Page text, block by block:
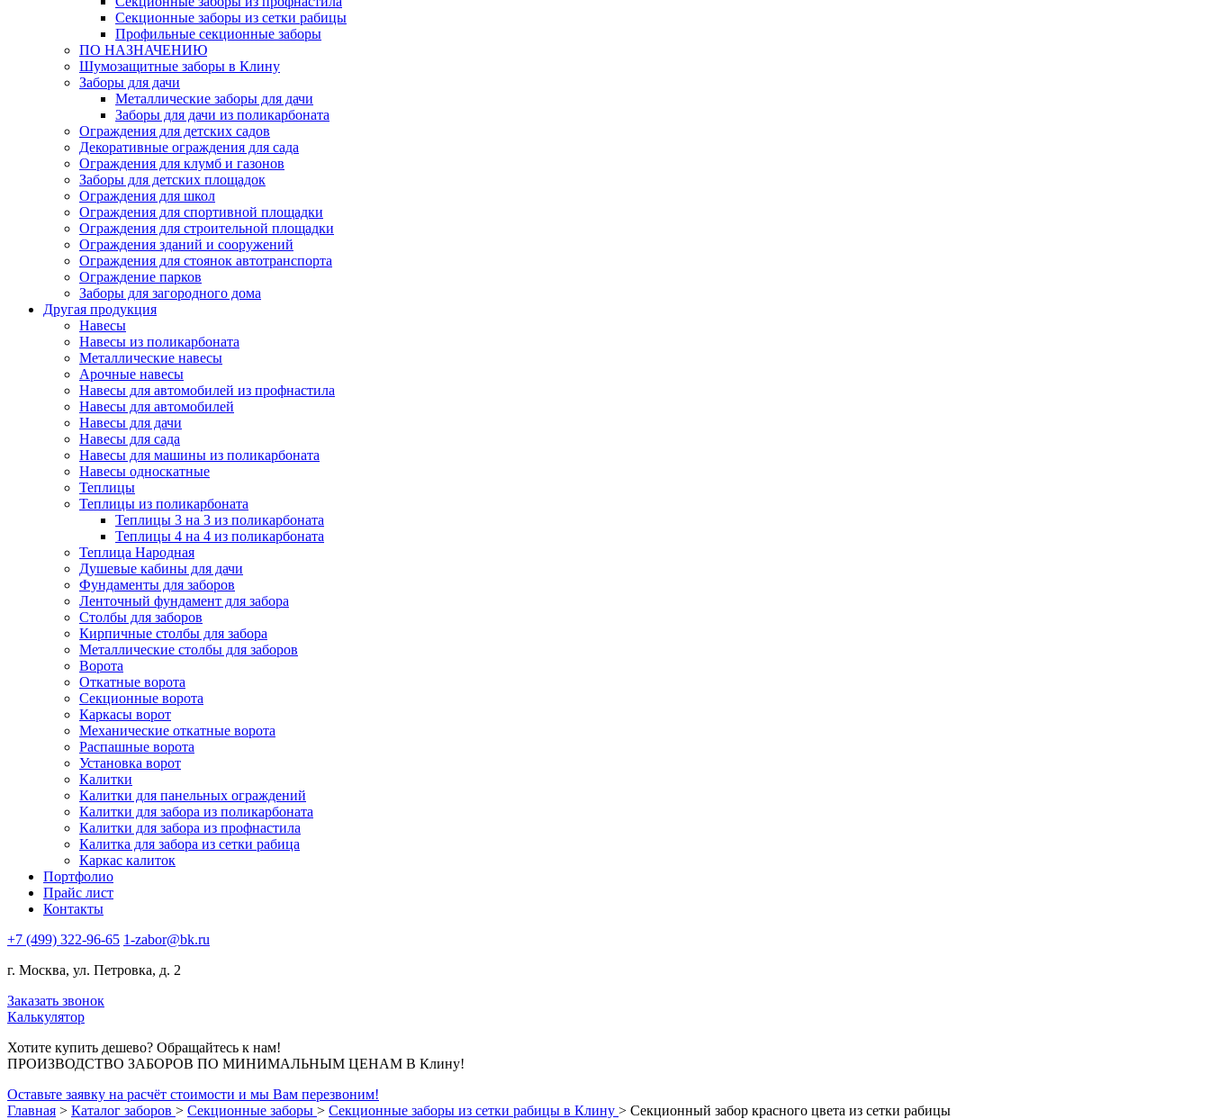
Секционные заборы из сетки рабицы
Профильные секционные заборы
ПО НАЗНАЧЕНИЮ
Шумозащитные заборы в Клину
Заборы для дачи
Металлические заборы для дачи
Заборы для дачи из поликарбоната
Ограждения для детских садов
Декоративные ограждения для сада
Ограждения для клумб и газонов
Заборы для детских площадок
Ограждения для школ
Ограждения для спортивной площадки
Ограждения для строительной площадки
Ограждения зданий и сооружений
Ограждения для стоянок автотранспорта
Ограждение парков
Заборы для загородного дома
Другая продукция
Навесы
Навесы из поликарбоната
Металлические навесы
Арочные навесы
Навесы для автомобилей из профнастила
Навесы для автомобилей
Навесы для дачи
Навесы для сада
Навесы для машины из поликарбоната
Навесы односкатные
Теплицы
Теплицы из поликарбоната
Теплицы 3 на 3 из поликарбоната
Теплицы 4 на 4 из поликарбоната
Теплица Народная
Душевые кабины для дачи
Фундаменты для заборов
Ленточный фундамент для забора
Столбы для заборов
Кирпичные столбы для забора
Металлические столбы для заборов
Ворота
Откатные ворота
Секционные ворота
Каркасы ворот
Механические откатные ворота
Распашные ворота
Установка ворот
Калитки
Калитки для панельных ограждений
Калитки для забора из поликарбоната
Калитки для забора из профнастила
Калитка для забора из сетки рабица
Каркас калиток
Портфолио
Прайс лист
Контакты
+7 (499) 322-96-65 1-zabor@bk.ru
г. Москва, ул. Петровка, д. 2
Заказать звонок
Калькулятор
Хотите купить дешево? Обращайтесь к нам!
ПРОИЗВОДСТВО ЗАБОРОВ ПО МИНИМАЛЬНЫМ ЦЕНАМ В Клину!
Оставьте заявку на расчёт стоимости и мы Вам перезвоним!
Главная > Каталог заборов > Секционные заборы > Секционные заборы из сетки рабицы в Клину > Секционный забор красного цвета из сетки рабицы